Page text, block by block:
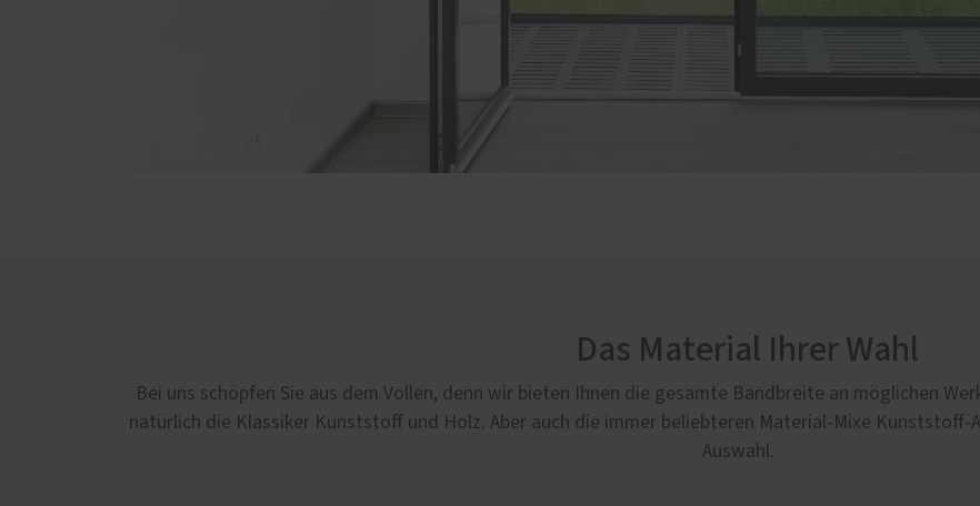
Das Material Ihrer Wahl
Bei uns schöpfen Sie aus dem Vollen, denn wir bieten Ihnen die gesamte Bandbreite an möglichen
natürlich die Klassiker Kunststoff und Holz. Aber auch die immer beliebteren Material-Mixe Kunststoff-
Auswahl.